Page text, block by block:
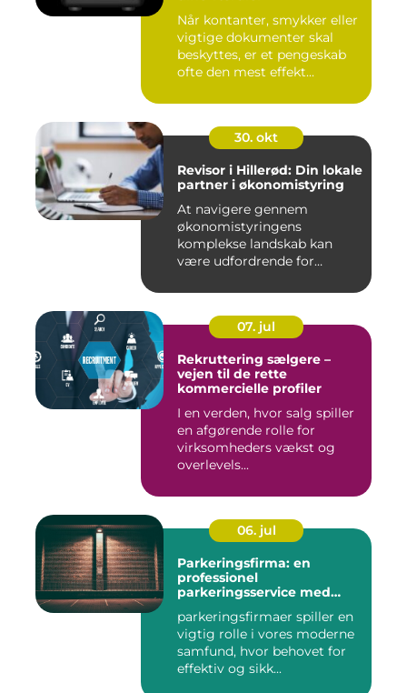
Når kontanter, smykker eller
vigtige dokumenter skal
beskyttes, er et pengeskab
ofte den mest effekt...
30. okt
Revisor i Hillerød: Din lokale
partner i økonomistyring
At navigere gennem
økonomistyringens
komplekse landskab kan
være udfordrende for
07. jul
Rekruttering sælgere –
vejen til de rette
kommercielle profiler
I en verden, hvor salg spiller
en afgørende rolle for
virksomheders vækst og
overlevels...
06. jul
Parkeringsfirma: en
professionel
parkeringsservice med
parkeringsfirmaer spiller en
vigtig rolle i vores moderne
samfund, hvor behovet for
effektiv og sikk...